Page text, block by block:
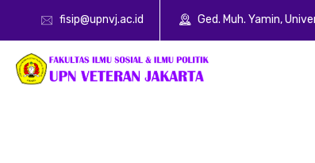
fisip@upnvj.ac.id Ged. Muh. Yamin,